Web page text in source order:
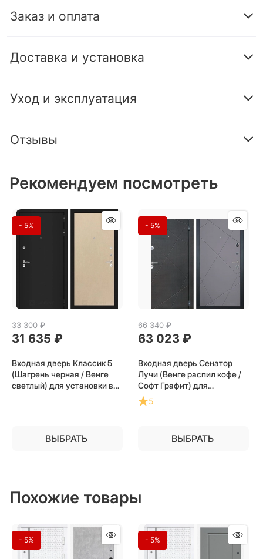
Заказ и оплата
Доставка и установка
Уход и эксплуатация
Отзывы
Рекомендуем посмотреть
- 5%
33 300 ₽
31 635 ₽
Входная дверь Классик 5
(Шагрень черная / Венге
светлый) для установки в
ВЫБРАТЬ
- 5%
66 340 ₽
63 023 ₽
Входная дверь Сенатор
Лучи (Венге распил кофе /
Софт Графит) для
установки в квартиру
5
ВЫБРАТЬ
Похожие товары
- 5% - 5%